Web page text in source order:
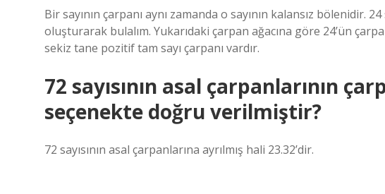
Bir sayının çarpanı aynı zamanda o sayının kalansız bölenidir.
oluşturarak bulalım. Yukarıdaki çarpan ağacına göre 24’ün
sekiz tane pozitif tam sayı çarpanı vardır.
72 sayısının asal çarpanlarının
seçenekte doğru verilmiştir?
72 sayısının asal çarpanlarına ayrılmış hali 23.32’dir.